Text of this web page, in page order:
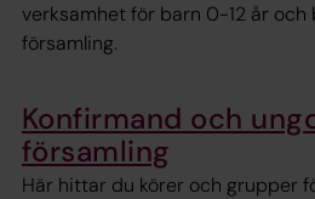
verksamhet för barn 0-12 år och
församling.
Konfirmand och
församling
Här hittar du körer och grupper